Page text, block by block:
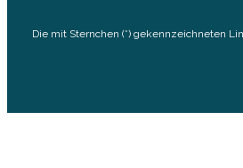
Die mit Sternchen (*) gekennzeichneten